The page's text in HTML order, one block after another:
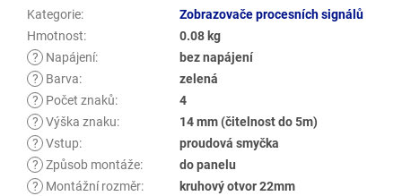
Kategorie:
Zobrazovače procesních signálů
Hmotnost:
0.08 kg
?
Napájení:
bez napájení
?
Barva:
zelená
?
Počet znaků:
4
? Výška znaku:
14 mm (čitelnost do 5m)
? Vstup:
proudová smyčka
? Způsob montáže:
do panelu
?
Montážní rozměr:
kruhový otvor 22mm